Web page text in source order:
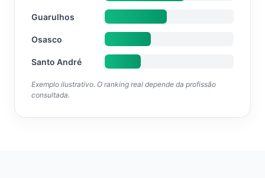
Guarulhos
Osasco
Santo André
Exemplo ilustrativo. O ranking real depende da profissão
consultada.